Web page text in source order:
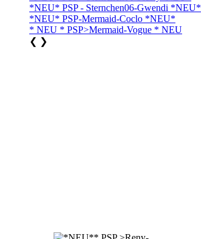
*NEU* PSP - Sternchen06-Gwendi *NEU*
*NEU* PSP-Mermaid-Coclo *NEU*
* NEU * PSP>Mermaid-Vogue * NEU
❮ ❯